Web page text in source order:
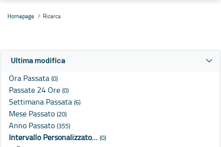
Homepage Ricerca
Ultima modifica
Ora Passata (0)
Passate 24 Ore (0)
Settimana Passata (6)
Mese Passato (20)
Anno Passato (355)
Intervallo Personalizzato… (0)